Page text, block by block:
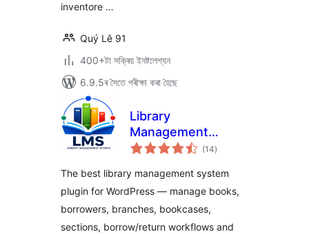
inventore …
Quý Lê 91
400+টা সক্ৰিয় ইনষ্টলেশ্যন
6.9.5ৰ সৈতে পৰীক্ষা কৰা হৈছে
Library
Management
System
(14টা
মুঠ)
The best library management system
plugin for WordPress — manage books,
borrowers, branches, bookcases,
sections, borrow/return workflows and